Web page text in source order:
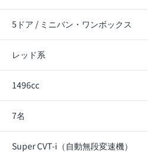
5ドア / ミニバン・ワンボックス
レッド系
1496cc
7名
Super CVT-i（自動無段変速機）